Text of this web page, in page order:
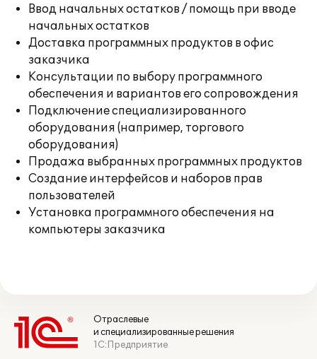
Ввод начальных остатков / помощь при вводе
начальных остатков
Доставка программных продуктов в офис
заказчика
Консультации по выбору программного
обеспечения и вариантов его сопровождения
Подключение специализированного
оборудования (например, торгового
оборудования)
Продажа выбранных программных продуктов
Создание интерфейсов и наборов прав
пользователей
Установка программного обеспечения на
компьютеры заказчика
Отраслевые
и специализированные решения
1С:Предприятие